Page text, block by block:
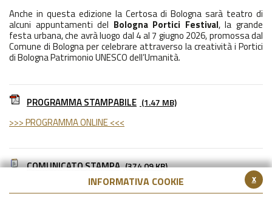
x
INFORMATIVA COOKIE
Anche in questa edizione la Certosa di Bologna sarà teatro di
alcuni appuntamenti del Bologna Portici Festival, la grande
festa urbana, che avrà luogo dal 4 al 7 giugno 2026, promossa dal
Comune di Bologna per celebrare attraverso la creatività i Portici
di Bologna Patrimonio UNESCO dell’Umanità.
PROGRAMMA STAMPABILE (1.47 MB)
>>> PROGRAMMA ONLINE <<<
COMUNICATO STAMPA (374.09 KB)